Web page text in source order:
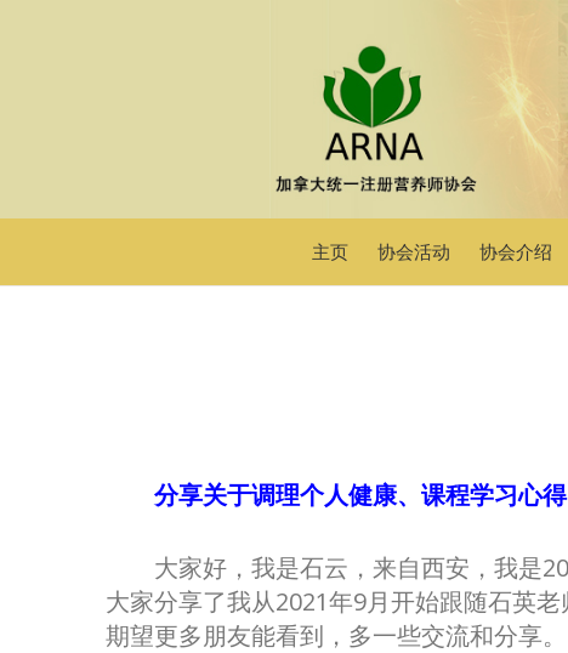
主页 协会活动 协会介绍
分享关于调理个人健康、课程学习心
大家好，我是石云，来自西安，我是
大家分享了我从2021年9月开始跟随石英
期望更多朋友能看到，多一些交流和分享。